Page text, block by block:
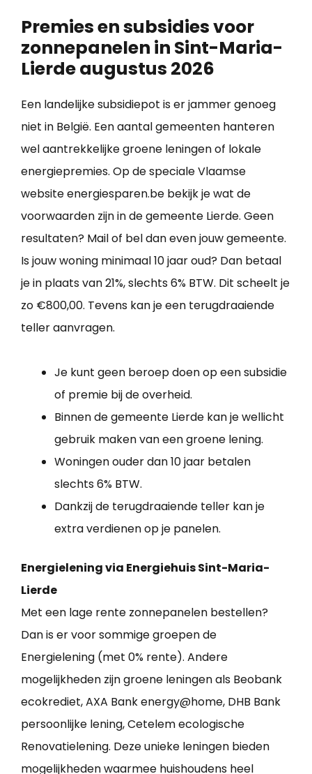
Premies en subsidies voor
zonnepanelen in Sint-Maria-
Lierde augustus 2026
Een landelijke subsidiepot is er jammer genoeg
niet in België. Een aantal gemeenten hanteren
wel aantrekkelijke groene leningen of lokale
energiepremies. Op de speciale Vlaamse
website energiesparen.be bekijk je wat de
voorwaarden zijn in de gemeente Lierde. Geen
resultaten? Mail of bel dan even jouw gemeente.
Is jouw woning minimaal 10 jaar oud? Dan betaal
je in plaats van 21%, slechts 6% BTW. Dit scheelt je
zo €800,00. Tevens kan je een terugdraaiende
teller aanvragen.
Je kunt geen beroep doen op een subsidie
of premie bij de overheid.
Binnen de gemeente Lierde kan je wellicht
gebruik maken van een groene lening.
Woningen ouder dan 10 jaar betalen
slechts 6% BTW.
Dankzij de terugdraaiende teller kan je
extra verdienen op je panelen.
Energielening via Energiehuis Sint-Maria-
Lierde
Met een lage rente zonnepanelen bestellen?
Dan is er voor sommige groepen de
Energielening (met 0% rente). Andere
mogelijkheden zijn groene leningen als Beobank
ecokrediet, AXA Bank energy@home, DHB Bank
persoonlijke lening, Cetelem ecologische
Renovatielening. Deze unieke leningen bieden
mogelijkheden waarmee huishoudens heel